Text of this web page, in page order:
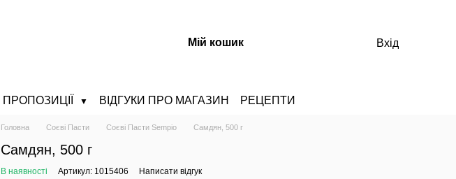
Мій кошик Вхід
ПРОПОЗИЦІЇ ▼ ВІДГУКИ ПРО МАГАЗИН РЕЦЕПТИ
Головна Соєві Пасти Соєві Пасти Sempio Самдян, 500 г
Самдян, 500 г
В наявності Артикул: 1015406 Написати відгук